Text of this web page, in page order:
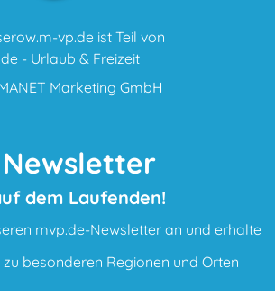
vp.de ist Teil von
- Urlaub & Freizeit
Marketing GmbH
Newsletter
dem Laufenden!
mvp.de-Newsletter an und erhalte
zu besonderen Regionen und Orten